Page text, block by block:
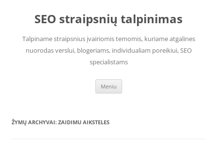
SEO straipsnių talpinimas
Talpiname straipsnius įvairiomis temomis, kuriame atgalines
nuorodas verslui, blogeriams, individualiam poreikiui, SEO
specialistams
Meniu
ŽYMŲ ARCHYVAI: ZAIDIMU AIKSTELES